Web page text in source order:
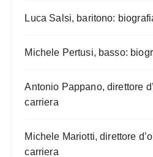
Luca Salsi, baritono:
Michele Pertusi, basso:
Antonio Pappano, direttore
carriera
Michele Mariotti, direttore
carriera